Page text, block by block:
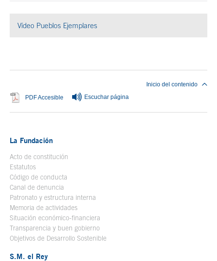
Vídeo Pueblos Ejemplares
PDF Accesible Se abre en ventana nueva
Escuchar página
Inicio del contenido
La Fundación
Acto de constitución
Estatutos
Código de conducta
Canal de denuncia
Patronato y estructura interna
Memoria de actividades
Situación económico-financiera
Transparencia y buen gobierno
Objetivos de Desarrollo Sostenible
S.M. el Rey